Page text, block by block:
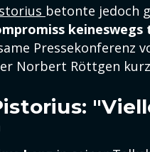
betonte jedoch
Pressekonferenz
Norbert Röttgen